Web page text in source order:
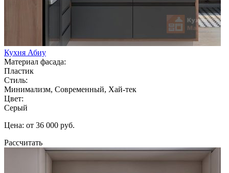
Кухня Абиу
Материал фасада:
Пластик
Стиль:
Минимализм, Современный, Хай-тек
Цвет:
Серый
Цена: от 36 000 руб.
Рассчитать